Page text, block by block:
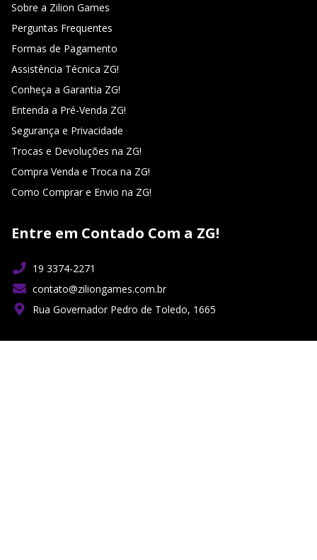
Sobre a Zilion Games
Perguntas Frequentes
Formas de Pagamento
Assistência Técnica ZG!
Conheça a Garantia ZG!
Entenda a Pré-Venda ZG!
Segurança e Privacidade
Trocas e Devoluções na ZG!
Compra Venda e Troca na ZG!
Como Comprar e Envio na ZG!
Entre em Contado Com a ZG!
19 3374-2271
contato@ziliongames.com.br
Rua Governador Pedro de Toledo, 1665